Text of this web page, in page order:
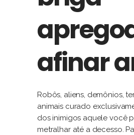
afinar
Robôs, aliens, demônios,
animais curado
dos inimigos aquele você
metralhar até a decesso.